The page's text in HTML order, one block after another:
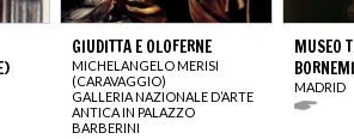
GIUDITTA E OLOFERNE
MICHELANGELO MERISI
(CARAVAGGIO)
GALLERIA NAZIONALE D’ARTE
ANTICA IN PALAZZO
BARBERINI
MUSEO
MADRID